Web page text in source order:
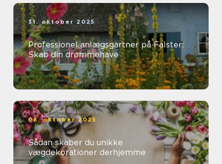
31. oktober 2025
Professionel anlægsgartner på Falster:
Skab din drømmehave
08. oktober 2025
Sådan skaber du unikke
vægdekorationer derhjemme